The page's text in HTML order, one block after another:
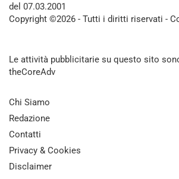
del 07.03.2001
Copyright ©2026 - Tutti i diritti riservati -
Le attività pubblicitarie su questo sito
theCoreAdv
Chi Siamo
Redazione
Contatti
Privacy & Cookies
Disclaimer